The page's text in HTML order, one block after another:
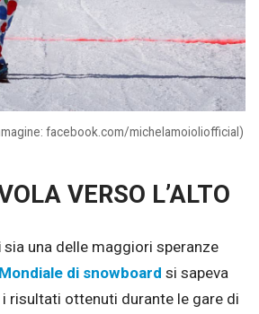
facebook.com/michelamoioliofficial)
VERSO L’ALTO
sia una delle maggiori speranze
Mondiale di snowboard si sapeva
i risultati ottenuti durante le gare di